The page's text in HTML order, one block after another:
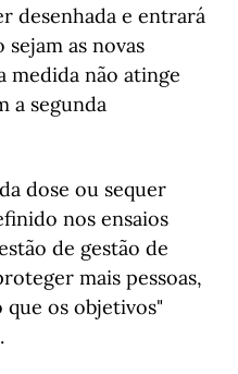
desenhada e entrará
as novas
medida não atinge
a segunda
dose ou sequer
nos ensaios
de gestão de
mais pessoas,
que os objetivos"